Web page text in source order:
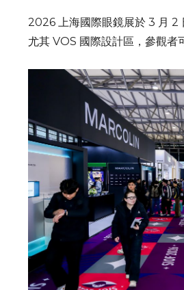
2026 上海國際眼鏡展於 3 月 2
尤其 VOS 國際設計區，參觀者